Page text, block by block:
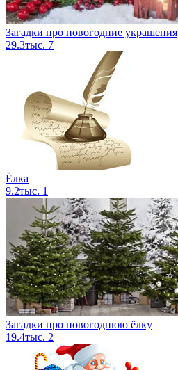
Загадки про новогодние украшения
29.3тыс. 7
Ёлка
9.2тыс. 1
Загадки про новогоднюю ёлку
19.4тыс. 2